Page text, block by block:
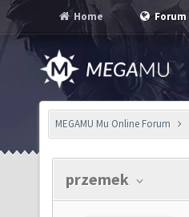
Home Forum
MEGAMU Mu Online Forum
przemek